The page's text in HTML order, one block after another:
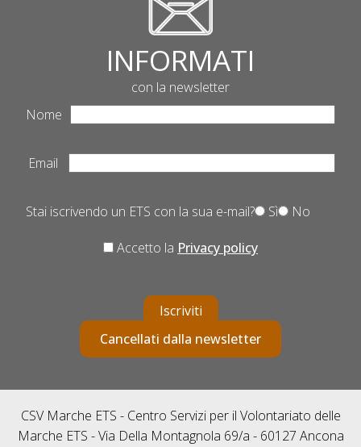
INFORMATI
con la newsletter
Nome
Email
Stai iscrivendo un ETS con la sua e-mail? Sì No
Accetto la Privacy policy
Iscriviti
Cancellati dalla newsletter
CSV Marche ETS - Centro Servizi per il Volontariato delle
Marche ETS - Via Della Montagnola 69/a - 60127 Ancona